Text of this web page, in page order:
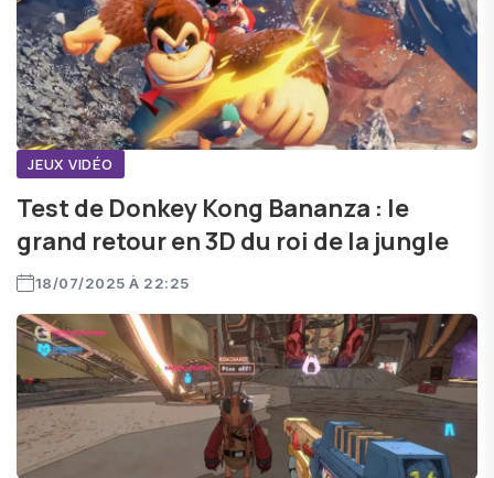
JEUX VIDÉO
Test de Donkey Kong Bananza : le
grand retour en 3D du roi de la jungle
18/07/2025 À 22:25